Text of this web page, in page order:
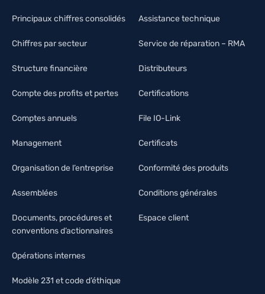
Principaux chiffres consolidés
Chiffres par secteur
Structure financière
Compte des profits et pertes
Comptes annuels
Management
Organisation de l’entreprise
Assemblées
Documents, procédures et
conventions d’actionnaires
Opérations internes
Modèle 231 et code d’éthique
Assistance technique
Service de réparation – RMA
Distributeurs
Certifications
File IO-Link
Certificats
Conformité des produits
Conditions générales
Espace client